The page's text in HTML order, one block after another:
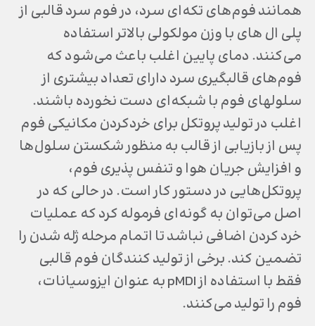
همانند فوم‌های تکه‌ای سرد، در فوم سرد قالبی از
پلی ال های با وزن مولکولی بالاتر استفاده
می‌کنند. دمای پایین اغلب باعث می‌شود که
فوم‌های قالب‎گیری سرد دارای تعداد بیشتری از
سلول‎های فوم با شبکه‌ای دست نخورده باشند.
اغلب در تولید پروتکل برای خردکردن مکانیکی فوم
پس از بازیابی از قالب به منظور شکستن سلول‌ها
و افزایش جریان هوا و تنفس پذیری فوم،
پروتکل‌هایی در دستور کار است. در حالی که در
اصل می‌توان به گونه‌‎ای فرموله کرد که عملیات
خرد کردن اضافی نباشد تا اتمام مرحله ژله شدن را
تضمین کند. برخی از تولید کنندگان فوم قالبی
فقط با استفاده از pMDI به عنوان ایزوسیانات،
فوم را تولید می‌کنند.